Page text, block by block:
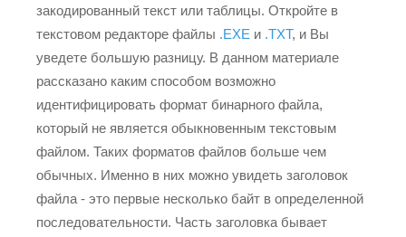
закодированный текст или таблицы. Откройте в
текстовом редакторе файлы .EXE и .TXT, и Вы
уведете большую разницу. В данном материале
рассказано каким способом возможно
идентифицировать формат бинарного файла,
который не является обыкновенным текстовым
файлом. Таких форматов файлов больше чем
обычных. Именно в них можно увидеть заголовок
файла - это первые несколько байт в определенной
последовательности. Часть заголовка бывает